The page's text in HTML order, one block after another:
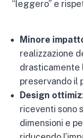
“leggero” e
Minore
realizzazione
drasticamente
preservando il
Design
riceventi sono
dimensioni e